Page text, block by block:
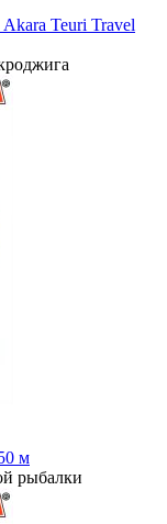
Teuri Travel
м
рыбалки